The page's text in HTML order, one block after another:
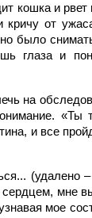
кошка и
от ужаса
было
глаза и
на
«Ты
и все
(удалено
мне
мое